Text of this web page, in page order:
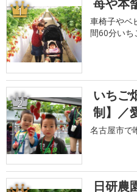
1 苺や本
車椅子やベ
間60分いち
2
いちご
制】／
名古屋市で
日研農